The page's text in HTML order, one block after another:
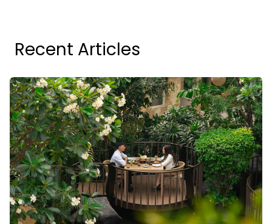
Recent Articles